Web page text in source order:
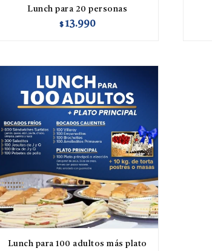
Lunch para 20 personas
$ 13.990
Lunch para 100 adultos más plato